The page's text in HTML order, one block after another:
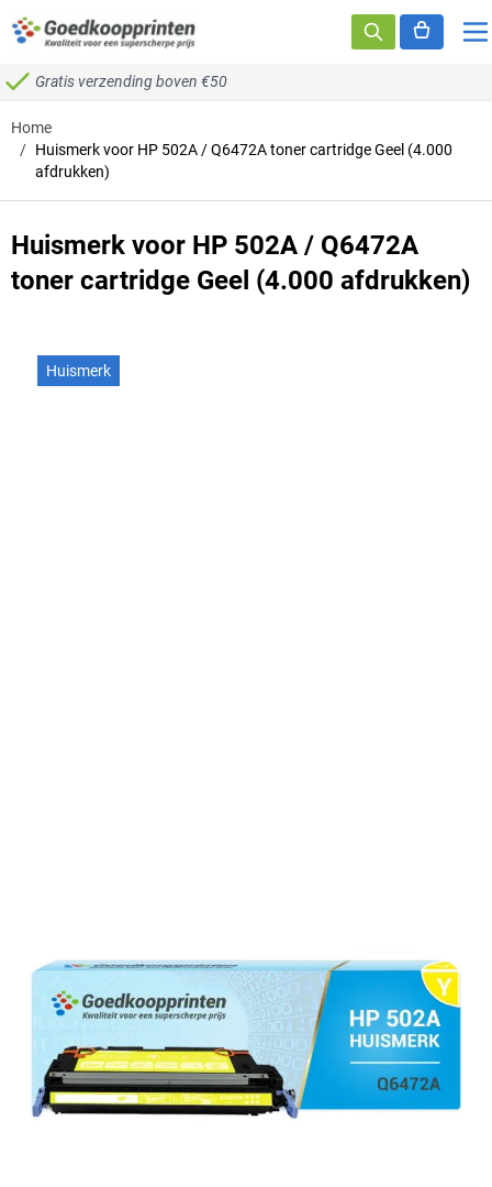
Ga naar de inhoud
Gratis verzending boven €50
Home
/ Huismerk voor HP 502A / Q6472A toner cartridge Geel (4.000
afdrukken)
Huismerk voor HP 502A / Q6472A
toner cartridge Geel (4.000 afdrukken)
Huismerk